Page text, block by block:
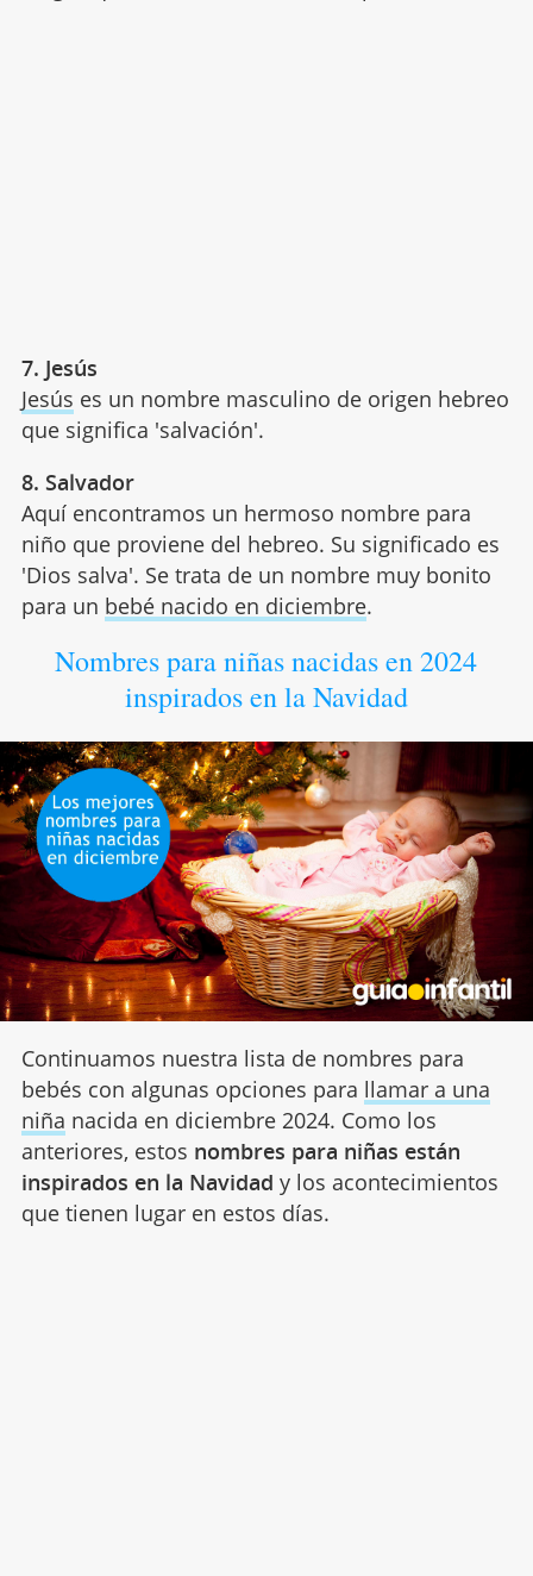
7. Jesús
Jesús es un nombre masculino de origen hebreo
que significa 'salvación'.
8. Salvador
Aquí encontramos un hermoso nombre para
niño que proviene del hebreo. Su significado es
'Dios salva'. Se trata de un nombre muy bonito
para un bebé nacido en diciembre.
Nombres para niñas nacidas en 2024
inspirados en la Navidad
Continuamos nuestra lista de nombres para
bebés con algunas opciones para llamar a una
niña nacida en diciembre 2024. Como los
anteriores, estos nombres para niñas están
inspirados en la Navidad y los acontecimientos
que tienen lugar en estos días.